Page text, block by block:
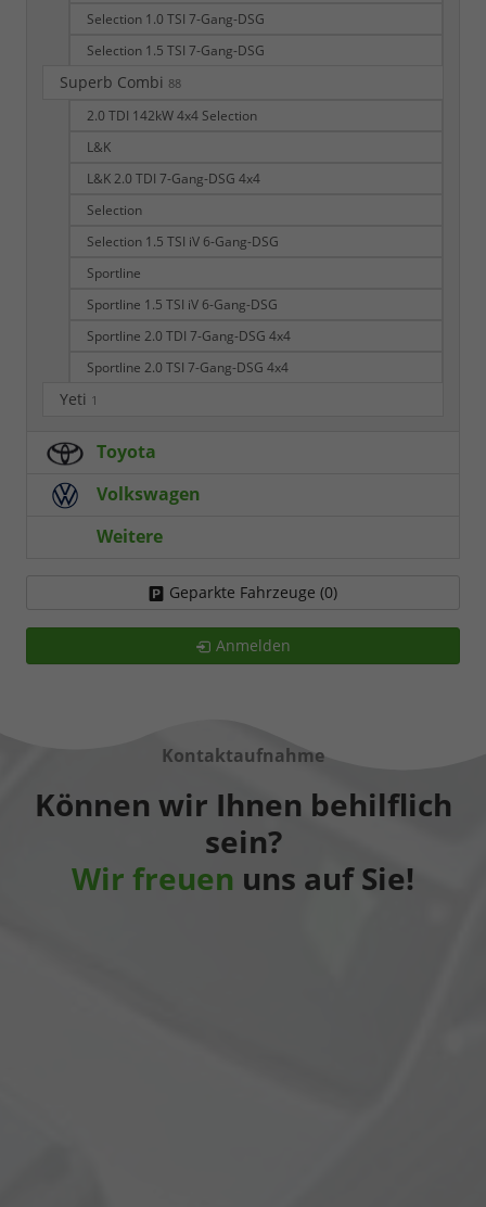
Selection 1.0 TSI 7-Gang-DSG
Selection 1.5 TSI 7-Gang-DSG
Superb Combi 88
2.0 TDI 142kW 4x4 Selection
L&K
L&K 2.0 TDI 7-Gang-DSG 4x4
Selection
Selection 1.5 TSI iV 6-Gang-DSG
Sportline
Sportline 1.5 TSI iV 6-Gang-DSG
Sportline 2.0 TDI 7-Gang-DSG 4x4
Sportline 2.0 TSI 7-Gang-DSG 4x4
Yeti 1
Toyota
Volkswagen
Weitere
Geparkte Fahrzeuge (0)
Anmelden
Kontaktaufnahme
Können wir Ihnen behilflich
sein?
Wir freuen uns auf Sie!